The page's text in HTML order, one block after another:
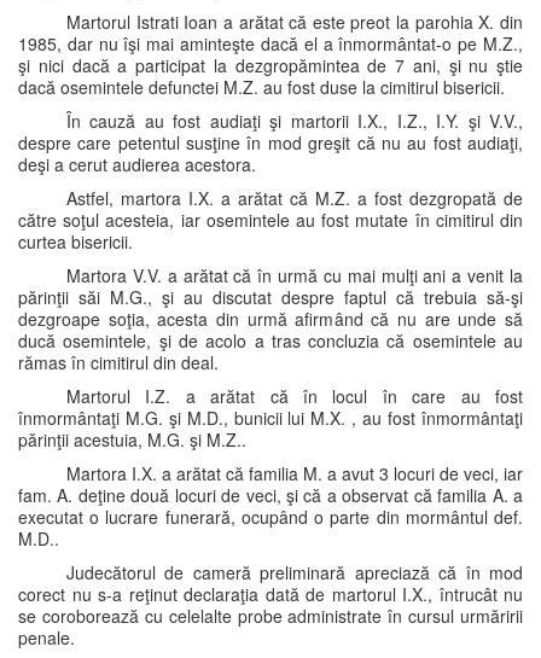
Martorul Istrati Ioan a arătat că este preot la parohia X. din
1985, dar nu îşi mai aminteşte dacă el a înmormântat-o pe M.Z.,
şi nici dacă a participat la dezgropămintea de 7 ani, şi nu ştie
dacă osemintele defunctei M.Z. au fost duse la cimitirul bisericii.
În cauză au fost audiaţi şi martorii I.X., I.Z., I.Y. şi V.V.,
despre care petentul susţine în mod greşit că nu au fost audiaţi,
deşi a cerut audierea acestora.
Astfel, martora I.X. a arătat că M.Z. a fost dezgropată de
către soţul acesteia, iar osemintele au fost mutate în cimitirul din
curtea bisericii.
Martora V.V. a arătat că în urmă cu mai mulţi ani a venit la
părinţii săi M.G., şi au discutat despre faptul că trebuia să-şi
dezgroape soţia, acesta din urmă afirmând că nu are unde să
ducă osemintele, şi de acolo a tras concluzia că osemintele au
rămas în cimitirul din deal.
Martorul I.Z. a arătat că în locul în care au fost
înmormântaţi M.G. şi M.D., bunicii lui M.X. , au fost înmormântaţi
părinţii acestuia, M.G. şi M.Z..
Martora I.X. a arătat că familia M. a avut 3 locuri de veci, iar
fam. A. deţine două locuri de veci, şi că a observat că familia A. a
executat o lucrare funerară, ocupând o parte din mormântul def.
M.D..
Judecătorul de cameră preliminară apreciază că în mod
corect nu s-a reţinut declaraţia dată de martorul I.X., întrucât nu
se coroborează cu celelalte probe administrate în cursul urmăririi
penale.